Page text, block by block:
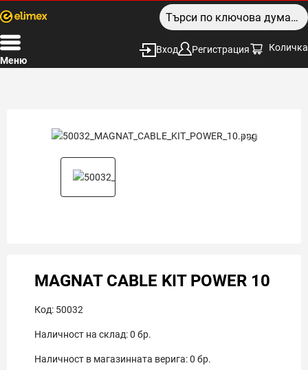
Меню
Вход Регистрация Количка
1 of 1
MAGNAT CABLE KIT POWER 10
Код: 50032
Наличност на склад:0 бр.
Наличност в магазинната верига:0 бр.